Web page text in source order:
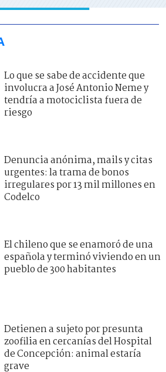
Lo que se sabe de accidente que
involucra a José Antonio Neme y
tendría a motociclista fuera de
riesgo
Denuncia anónima, mails y citas
urgentes: la trama de bonos
irregulares por 13 mil millones en
Codelco
El chileno que se enamoró de una
española y terminó viviendo en un
pueblo de 300 habitantes
Detienen a sujeto por presunta
zoofilia en cercanías del Hospital
de Concepción: animal estaría
grave